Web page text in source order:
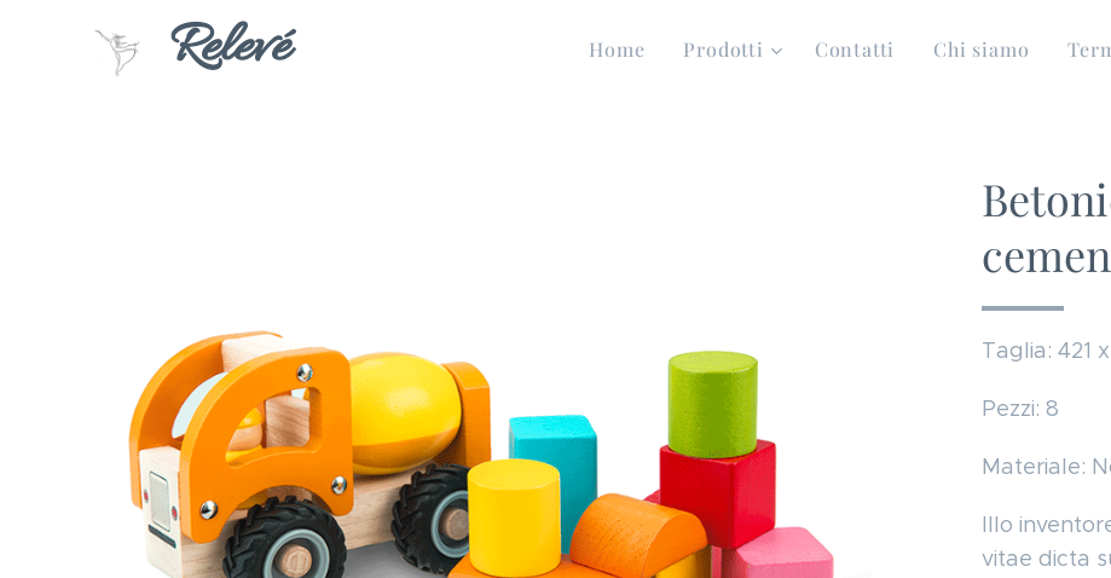
Relevé Home Prodotti Contatti Chi siamo
Taglia: 421
Pezzi: 8
Materiale:
Illo
vitae dicta